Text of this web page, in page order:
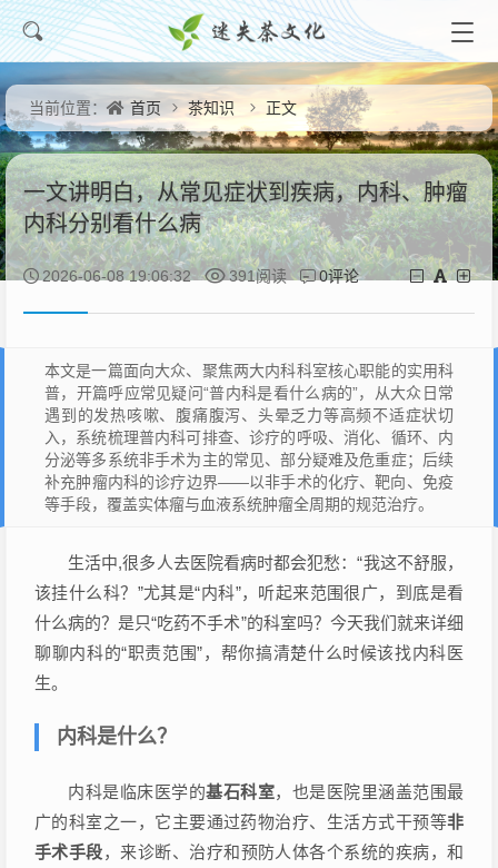
当前位置： 首页 茶知识 正文
一文讲明白，从常见症状到疾病，内科、肿瘤
内科分别看什么病
2026-06-08 19:06:32 391阅读 0评论
本文是一篇面向大众、聚焦两大内科科室核心职能的实用科
普，开篇呼应常见疑问“普内科是看什么病的”，从大众日常
遇到的发热咳嗽、腹痛腹泻、头晕乏力等高频不适症状切
入，系统梳理普内科可排查、诊疗的呼吸、消化、循环、内
分泌等多系统非手术为主的常见、部分疑难及危重症；后续
补充肿瘤内科的诊疗边界——以非手术的化疗、靶向、免疫
等手段，覆盖实体瘤与血液系统肿瘤全周期的规范治疗。
生活中,很多人去医院看病时都会犯愁：“我这不舒服，
该挂什么科？”尤其是“内科”，听起来范围很广，到底是看
什么病的？是只“吃药不手术”的科室吗？今天我们就来详细
聊聊内科的“职责范围”，帮你搞清楚什么时候该找内科医
生。
内科是什么？
内科是临床医学的基石科室，也是医院里涵盖范围最
广的科室之一，它主要通过药物治疗、生活方式干预等非
手术手段，来诊断、治疗和预防人体各个系统的疾病，和